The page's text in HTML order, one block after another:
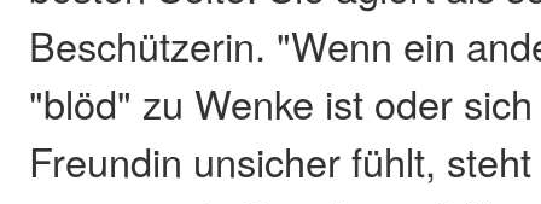
Beschützerin. "Wenn ein
"blöd" zu Wenke ist oder
Freundin unsicher fühlt,